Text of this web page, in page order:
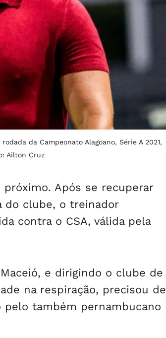
da Campeonato Alagoano, Série A 2021,
Ailton Cruz
Após se recuperar
do clube, o treinador
contra o CSA, válida pela
e dirigindo o clube de
na respiração, precisou de
pelo também pernambucano